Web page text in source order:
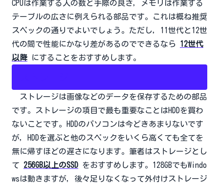
CPUは作業する人の数と手際の良さ，メモリは作業する
テーブルの広さに例えられる部品です。これは概ね推奨
スペックの通りでよいでしょう。ただし，11世代と12世
代の間で性能にかなり差があるのでできるなら
12世代
以降
にすることをおすすめします。
ストレージは画像などのデータを保存するための部品
です。ストレージの項目で最も重要なことはHDDを買わ
ないことです。HDDのパソコンは今どきあまりないです
が，HDDを選ぶと他のスペックをいくら高くても全てを
無に帰すほどの遅さになります。筆者はストレージとし
て
256GB以上のSSD をおすすめします。128GBでもWindo
wsは動きますが，後々足りなくなって外付けストレージ